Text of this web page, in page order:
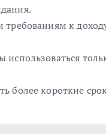
к
более короткие